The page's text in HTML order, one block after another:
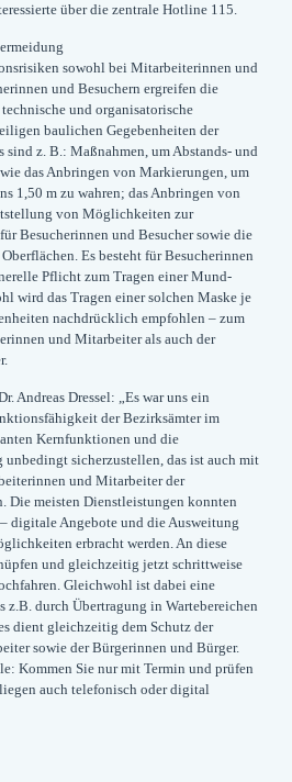
über die zentrale Hotline 115.
sowohl bei Mitarbeiterinnen und
und Besuchern ergreifen die
und organisatorische
baulichen Gegebenheiten der
z. B.: Maßnahmen, um Abstands- und
das Anbringen von Markierungen, um
1,50 m zu wahren; das Anbringen von
von Möglichkeiten zur
Besucherinnen und Besucher sowie die
Es besteht für Besucherinnen
Pflicht zum Tragen einer Mund-
wird das Tragen einer solchen Maske je
nachdrücklich empfohlen – zum
und Mitarbeiter als auch der
AndreasDressel: „Es war uns ein
der Bezirksämter im
Kernfunktionen und die
unbedingt sicherzustellen, das ist auch mit
und Mitarbeiter der
Die meisten Dienstleistungen konnten
digitale Angebote und die Ausweitung
erbracht werden. An diese
und gleichzeitig jetzt schrittweise
Gleichwohl ist dabei eine
z.B. durch Übertragung in Wartebereichen
dient gleichzeitig dem Schutz der
sowie der Bürgerinnen und Bürger.
Kommen Sie nur mit Termin und prüfen
auch telefonisch oder digital